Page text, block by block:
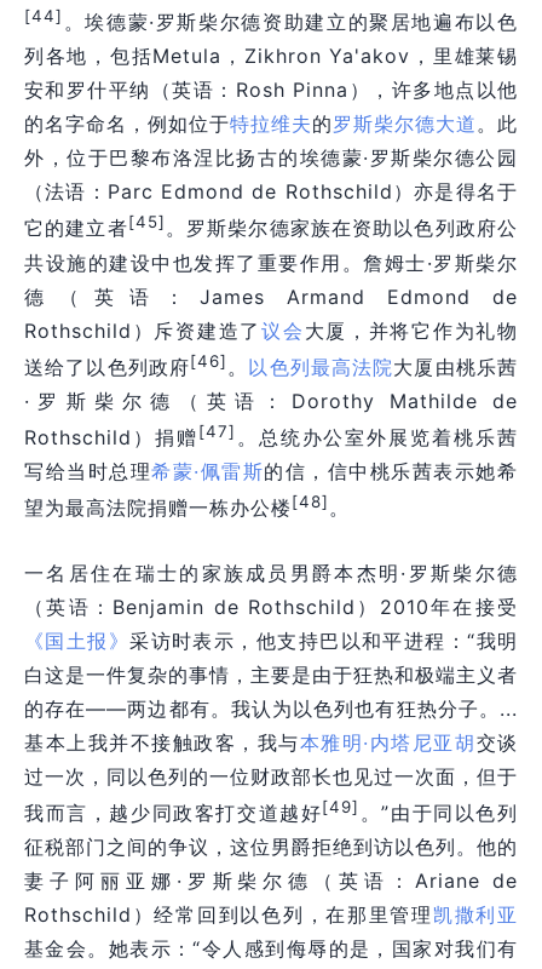
[44] 。埃德蒙·罗斯柴尔德资助建立的聚居地遍布以色
列各地，包括Metula，Zikhron Ya'akov，里雄莱锡
安和罗什平纳（英语：Rosh Pinna），许多地点以他
的名字命名，例如位于特拉维夫的罗斯柴尔德大道。此
外，位于巴黎布洛涅比扬古的埃德蒙·罗斯柴尔德公园
（法语：Parc Edmond de Rothschild）亦是得名于
它的建立者[45]。罗斯柴尔德家族在资助以色列政府公
共设施的建设中也发挥了重要作用。詹姆士·罗斯柴尔
德（英语：James Armand Edmond de
Rothschild）斥资建造了议会 大厦，并将它作为礼物
送给了以色列政府[46]。 以色列最高法院大厦由桃乐茜
·罗斯柴尔德（英语：Dorothy Mathilde de
Rothschild）捐赠[47] 。总统办公室外展览着桃乐茜
写给当时总理希蒙·佩雷斯的信，信中桃乐茜表示她希
望为最高法院捐赠一栋办公楼[48]。
一名居住在瑞士的家族成员男爵本杰明·罗斯柴尔德
（英语：Benjamin de Rothschild）2010年在接受
《国土报》采访时表示，他支持巴以和平进程：“我明
白这是一件复杂的事情，主要是由于狂热和极端主义者
的存在——两边都有。我认为以色列也有狂热分子。...
基本上我并不接触政客，我与本雅明·内塔尼亚胡交谈
过一次，同以色列的一位财政部长也见过一次面，但于
我而言，越少同政客打交道越好[49] 。”由于同以色列
征税部门之间的争议，这位男爵拒绝到访以色列。他的
妻子阿丽亚娜·罗斯柴尔德（英语：Ariane de
Rothschild）经常回到以色列，在那里管理 凯撒利亚
基金会。她表示：“令人感到侮辱的是，国家对我们有